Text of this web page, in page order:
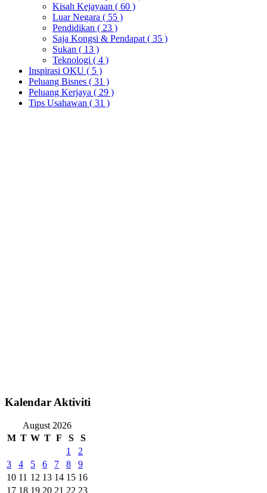
Kisah Kejayaan ( 60 )
Luar Negara ( 55 )
Pendidikan ( 23 )
Saja Kongsi & Pendapat ( 35 )
Sukan ( 13 )
Teknologi ( 4 )
Inspirasi OKU ( 5 )
Peluang Bisnes ( 31 )
Peluang Kerjaya ( 29 )
Tips Usahawan ( 31 )
Kalendar Aktiviti
August 2026
M T W T F S
S
1
2
3
4 5 6 7 8
9
10 11 12 13 14 15 16
17 18 19 20 21 22 23